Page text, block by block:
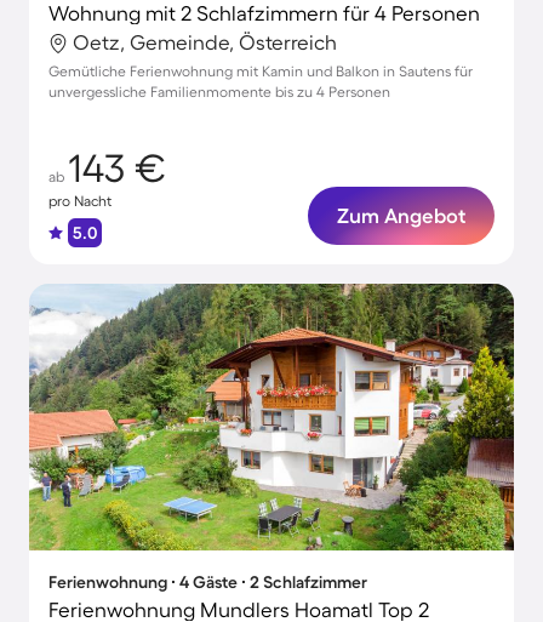
Wohnung mit 2 Schlafzimmern für 4 Personen
Oetz, Gemeinde, Österreich
Gemütliche Ferienwohnung mit Kamin und Balkon in Sautens für
unvergessliche Familienmomente bis zu 4 Personen
ab 143 €
pro Nacht
5.0
Zum Angebot
Ferienwohnung ∙ 4 Gäste ∙ 2 Schlafzimmer
Ferienwohnung Mundlers Hoamatl Top 2